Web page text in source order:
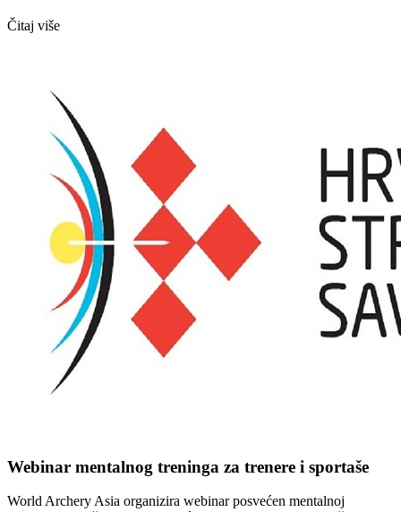
Čitaj više
Webinar mentalnog treninga za trenere i sportaše
World Archery Asia organizira webinar posvećen mentalnoj